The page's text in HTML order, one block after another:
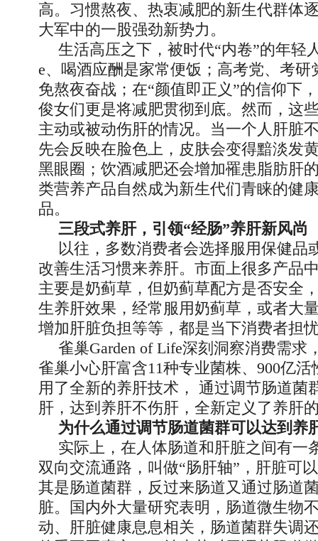
高。习惯熬夜、热衷减肥的新生代群体
大军中的一股强劲新势力。
生活高压之下，被时代“内卷”的年轻
e、喝酒应酬是家常便饭；高考党、考研
免熬夜奋战；在“颜值即正义”的信仰下
俊女们更是将减肥贯彻到底。然而，这
主动或被动伤肝的情况。当一个人肝脏
先会反映在脸色上，皮肤会变得黯淡发
黑眼圈；饮酒减肥还会增加罹患脂肪肝
类营养产品自然成为新生代们青睐的健
品。
三段式养肝，引领“经肠”养肝新风尚
以往，多数消费者会选择服用保健品
改善生活习惯来养肝。市面上很多产品
主要是奶蓟草，但奶蓟草配方是否安全
生养肝效果，经常服用奶蓟草，或者大
增加肝脏负担等等，都是当下消费者担
雀巢Garden of Life深刻洞察消费需求
雀巢小心肝富含11种专业菌株、900亿
用了全新的养肝技术， 通过调节肠道菌
肝，达到养肝不伤肝，全新定义了养肝
为什么通过调节肠道菌群可以达到养
实际上，在人体肠道和肝脏之间有一
双向交流通路，叫做“肠肝轴”，肝脏可
其是肠道菌群，反过来肠道又通过肠道
脏。国内外大量研究表明，肠道微生物
动、肝脏健康息息相关，肠道菌群失调